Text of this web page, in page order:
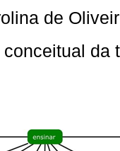
de
conceitual da